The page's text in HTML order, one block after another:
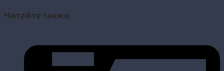
Читайте также: